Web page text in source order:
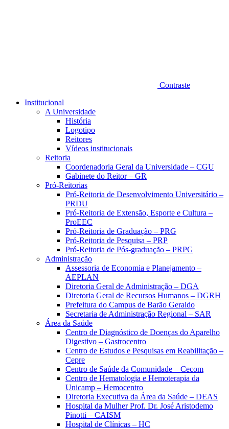
Contraste
Institucional
A Universidade
História
Logotipo
Reitores
Vídeos institucionais
Reitoria
Coordenadoria Geral da Universidade – CGU
Gabinete do Reitor – GR
Pró-Reitorias
Pró-Reitoria de Desenvolvimento Universitário –
PRDU
Pró-Reitoria de Extensão, Esporte e Cultura –
ProEEC
Pró-Reitoria de Graduação – PRG
Pró-Reitoria de Pesquisa – PRP
Pró-Reitoria de Pós-graduação – PRPG
Administração
Assessoria de Economia e Planejamento –
AEPLAN
Diretoria Geral de Administração – DGA
Diretoria Geral de Recursos Humanos – DGRH
Prefeitura do Campus de Barão Geraldo
Secretaria de Administração Regional – SAR
Área da Saúde
Centro de Diagnóstico de Doenças do Aparelho
Digestivo – Gastrocentro
Centro de Estudos e Pesquisas em Reabilitação –
Cepre
Centro de Saúde da Comunidade – Cecom
Centro de Hematologia e Hemoterapia da
Unicamp – Hemocentro
Diretoria Executiva da Área da Saúde – DEAS
Hospital da Mulher Prof. Dr. José Aristodemo
Pinotti – CAISM
Hospital de Clínicas – HC